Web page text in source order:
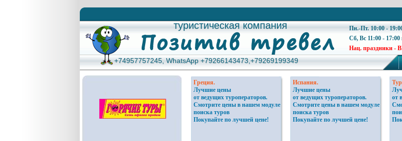
туристическая компания
туристическая компания
Пн.-Пт. 10:00 -
Сб, Вс 11:00 - 17:00
Нац. праздники
+74957757245, WhatsApp +79266143473,+79269199349
+74957757245, WhatsApp +79266143473,+79269199349
Греция.
Лучшие цены
от ведущих туроператоров.
Смотрите цены в нашем модуле
поиска туров
Покупайте по лучшей цене!
Испания.
Лучшие цены
от ведущих туроператоров.
Смотрите цены в нашем модуле
поиска туров
Покупайте по лучшей цене!
от